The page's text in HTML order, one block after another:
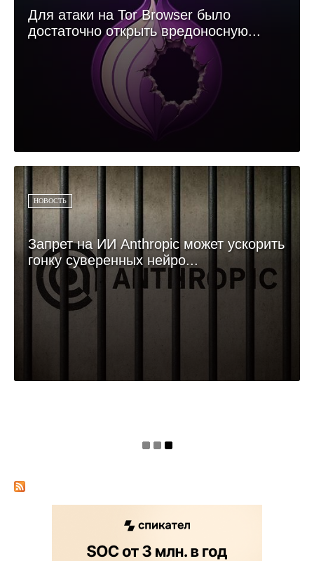
Для атаки на Tor Browser было
достаточно открыть вредоносную...
НОВОСТЬ
Запрет на ИИ Anthropic может ускорить
гонку суверенных нейро...